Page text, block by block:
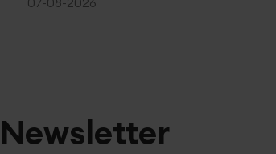
Newsletter